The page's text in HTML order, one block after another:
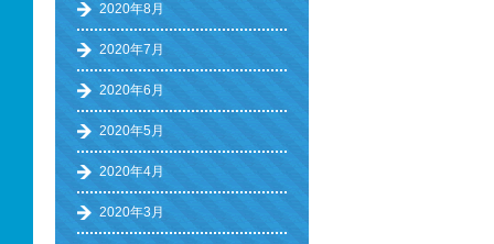
2020年8月
2020年7月
2020年6月
2020年5月
2020年4月
2020年3月